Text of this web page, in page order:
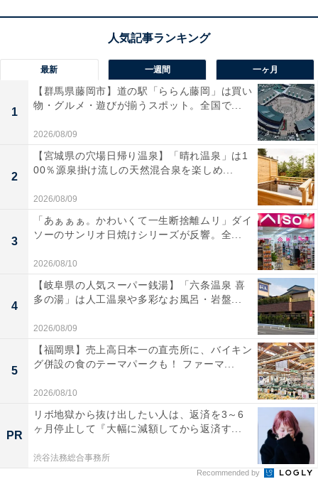
最新 一週間 一ヶ月
1
【群馬県藤岡市】道の駅「ららん藤岡」は買い
物・グルメ・遊びが揃うスポット。全国で...
2026/08/09
2
【宮城県の穴場日帰り温泉】「晴れ温泉」は1
00％源泉掛け流しの天然混合泉を楽しめ...
2026/08/09
3
「あぁぁぁ。かわいくて一生断捨離ムリ」ダイ
ソーのサンリオ日焼けシリーズが反響。全...
2026/08/10
4
【岐阜県の人気スーパー銭湯】「六条温泉 喜
多の湯」は人工温泉や多彩なお風呂・岩盤...
2026/08/09
5
【福岡県】売上高日本一の直売所に、バイキン
グ併設の食のテーマパークも！ ファーマ...
2026/08/10
PR
リボ地獄から抜け出したい人は、返済を3～6
ヶ月停止して『大幅に減額してから返済す...
渋谷法務総合事務所
Recommended by